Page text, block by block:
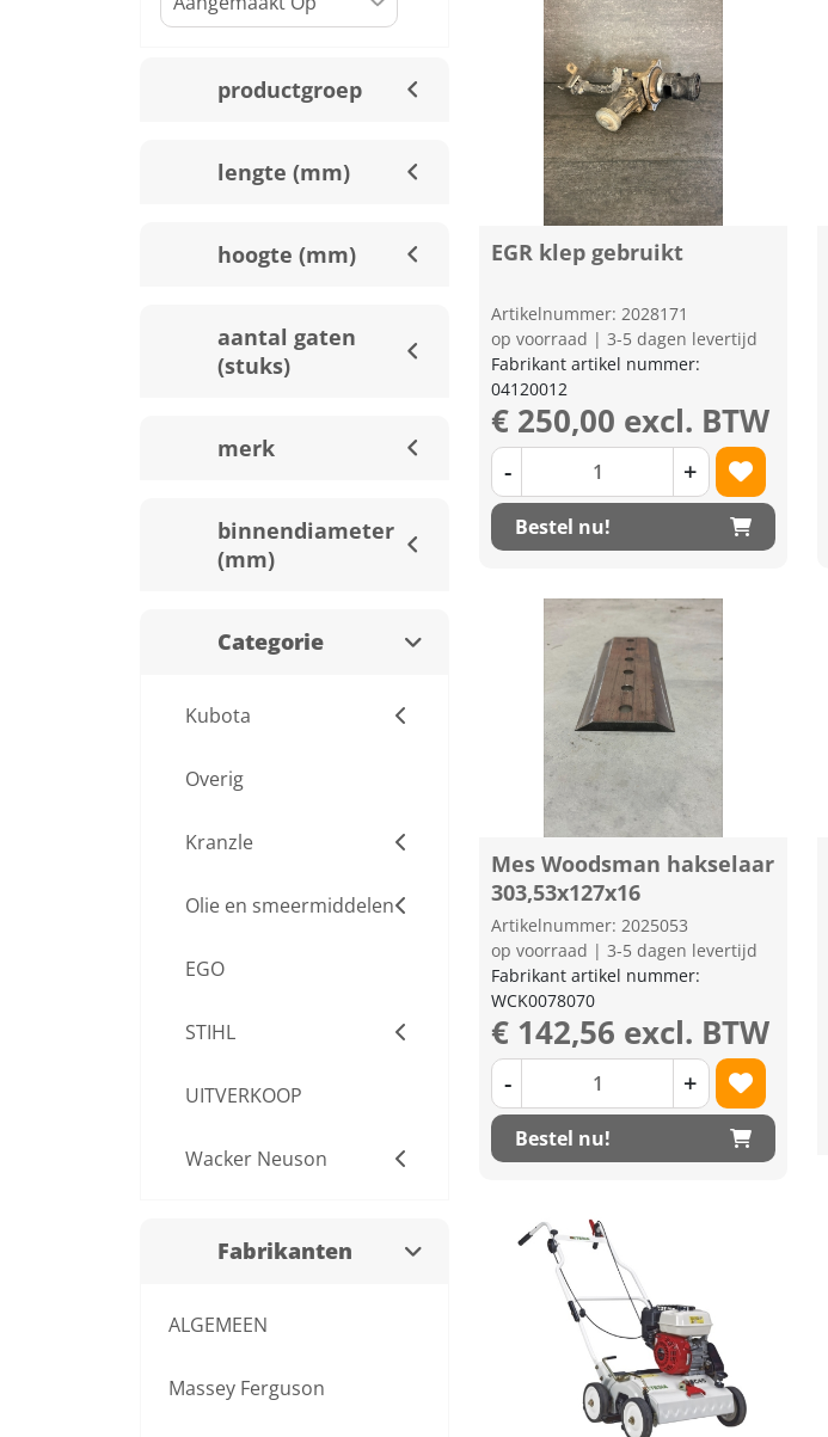
productgroep
lengte (mm)
hoogte (mm)
aantal gaten
(stuks)
merk
binnendiameter
(mm)
Categorie
Kubota
Overig
Kranzle
Olie en smeermiddelen
EGO
STIHL
UITVERKOOP
Wacker Neuson
Fabrikanten
ALGEMEEN
Massey Ferguson
EGR klep gebruikt
Artikelnummer: 2028171
op voorraad | 3-5 dagen levertijd
Fabrikant artikel nummer:
04120012
€ 250,00 excl. BTW
- +
Bestel nu!
Mes Woodsman hakselaar
303,53x127x16
Artikelnummer: 2025053
op voorraad | 3-5 dagen levertijd
Fabrikant artikel nummer:
WCK0078070
€ 142,56 excl. BTW
- +
Bestel nu!